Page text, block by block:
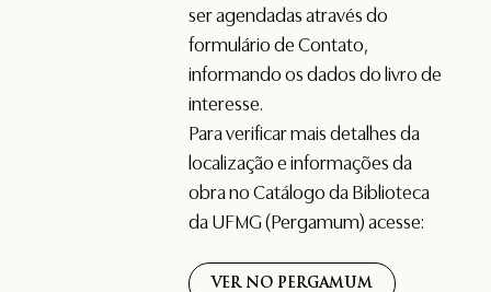
ser agendadas através do
formulário deContato,
informando os dados do livro de
interesse.
Para verificar mais detalhes da
localização e informações da
obra no Catálogo da Biblioteca
da UFMG (Pergamum) acesse:
VER NO PERGAMUM